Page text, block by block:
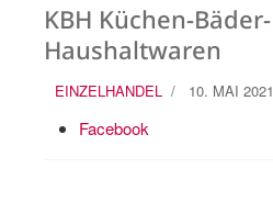
KBH Küchen-Bäder-
Haushaltwaren
EINZELHANDEL 10. MAI 2021
Facebook